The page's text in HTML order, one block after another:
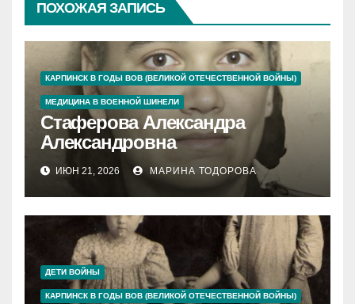
ПОХОЖАЯ ЗАПИСЬ
КАРПИНСК В ГОДЫ ВОВ (ВЕЛИКОЙ ОТЕЧЕСТВЕННОЙ ВОЙНЫ)
МЕДИЦИНА В ВОЕННОЙ ШИНЕЛИ
Стаферова Александра
Александровна
ИЮН 21, 2026 МАРИНА ТОДОРОВА
ДЕТИ ВОЙНЫ
КАРПИНСК В ГОДЫ ВОВ (ВЕЛИКОЙ ОТЕЧЕСТВЕННОЙ ВОЙНЫ)